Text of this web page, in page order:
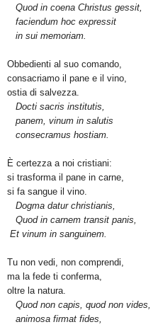
Quod in coena Christus gessit,
faciendum hoc expressit
in sui memoriam.
Obbedienti al suo comando,
consacriamo il pane e il vino,
ostia di salvezza.
Docti sacris institutis,
panem, vinum in salutis
consecramus hostiam.
È certezza a noi cristiani:
si trasforma il pane in carne,
si fa sangue il vino.
Dogma datur christianis,
Quod in carnem transit panis,
Et vinum in sanguinem.
Tu non vedi, non comprendi,
ma la fede ti conferma,
oltre la natura.
Quod non capis, quod non vides,
animosa firmat fides,